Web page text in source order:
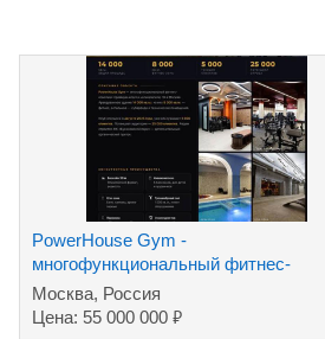
PowerHouse Gym -
многофункциональный фитнес-
комплекс премиум класса
Москва, Россия
Цена: 55 000 000 ₽